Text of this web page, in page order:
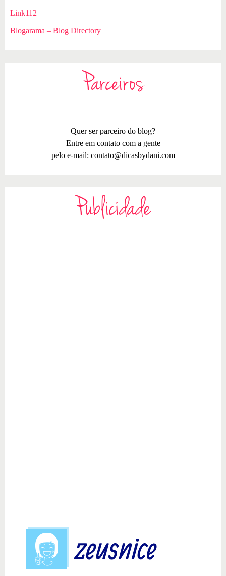
Link112
Blogarama – Blog Directory
Parceiros
Quer ser parceiro do blog?
Entre em contato com a gente
pelo e-mail: contato@dicasbydani.com
Publicidade